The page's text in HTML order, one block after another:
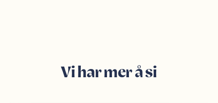
Vi har mer å si